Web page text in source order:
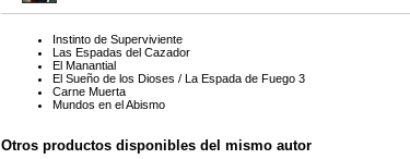
Instinto de Superviviente
Las Espadas del Cazador
El Manantial
El Sueño de los Dioses / La Espada de Fuego 3
Carne Muerta
Mundos en el Abismo
Otros productos disponibles del mismo autor